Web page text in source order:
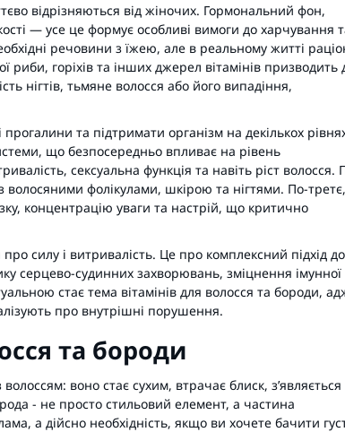
відрізняються від жіночих. Гормональний фон,
— усе це формує особливі вимоги до харчування
речовини з їжею, але в реальному житті
риби, горіхів та інших джерел вітамінів призводить
нігтів, тьмяне волосся або його випадіння,
та підтримати організм на декількох
що безпосередньо впливає на рівень
сексуальна функція та навіть ріст волосся.
фолікулами, шкірою та нігтями. По-третє,
концентрацію уваги та настрій, що критично
силу і витривалість. Це про комплексний підхід до
серцево-судинних захворювань, зміцнення імунної
стає тема вітамінів для волосся та бороди,
про внутрішні порушення.
та бороди
воно стає сухим, втрачає блиск, з’являється
- не просто стильовий елемент, а частина
а дійсно необхідність, якщо ви хочете бачити